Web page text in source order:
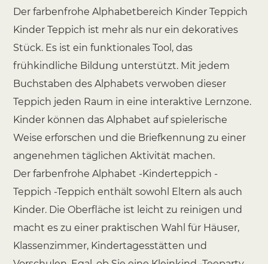
Der farbenfrohe Alphabetbereich Kinder Teppich
Kinder Teppich ist mehr als nur ein dekoratives
Stück. Es ist ein funktionales Tool, das
frühkindliche Bildung unterstützt. Mit jedem
Buchstaben des Alphabets verwoben dieser
Teppich jeden Raum in eine interaktive Lernzone.
Kinder können das Alphabet auf spielerische
Weise erforschen und die Briefkennung zu einer
angenehmen täglichen Aktivität machen.
Der farbenfrohe Alphabet -Kinderteppich -
Teppich -Teppich enthält sowohl Eltern als auch
Kinder. Die Oberfläche ist leicht zu reinigen und
macht es zu einer praktischen Wahl für Häuser,
Klassenzimmer, Kindertagesstätten und